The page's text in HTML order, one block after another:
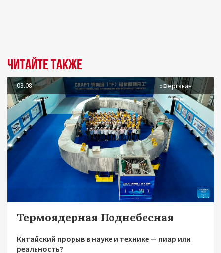
Читайте также
03.08 «Фергана»
Термоядерная Поднебесная
Китайский прорыв в науке и технике — пиар или
реальность?